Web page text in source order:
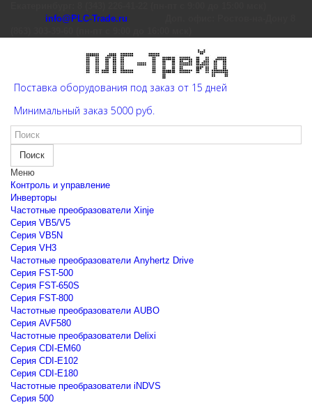
info@PLC-Trade.ru
Поставка оборудования под заказ от 15 дней
Минимальный заказ 5000 руб.
Поиск
Меню
Контроль и управление
Инверторы
Частотные преобразователи Xinje
Cерия VB5/V5
Cерия VB5N
Cерия VH3
Частотные преобразователи Anyhertz Drive
Серия FST-500
Серия FST-650S
Серия FST-800
Частотные преобразователи AUBO
Серия AVF580
Частотные преобразователи Delixi
Серия CDI-EM60
Серия CDI-E102
Серия CDI-E180
Частотные преобразователи iNDVS
Серия 500